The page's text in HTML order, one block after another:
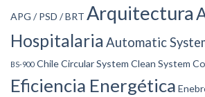
APG / PSD / BRT Arquitectura
Hospitalaria Automatic
BS-900 ChileCircular System Clean System
Eficiencia Energética